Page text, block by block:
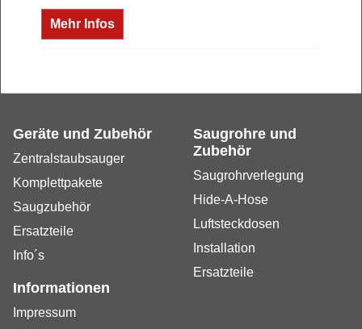
Mehr Infos
Geräte und Zubehör
Zentralstaubsauger
Komplettpakete
Saugzubehör
Ersatzteile
Info´s
Saugrohre und
Zubehör
Saugrohrverlegung
Hide-A-Hose
Luftsteckdosen
Installation
Ersatzteile
Informationen
Impressum